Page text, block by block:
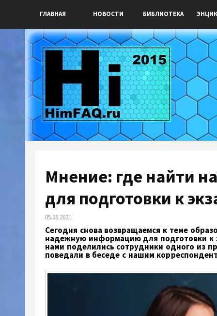
ГЛАВНАЯ НОВОСТИ БИБЛИОТЕКА
Мнение: где найти
для подготовки к
05.05.2021
Сегодня снова возвращаемся к теме
надежную информацию для подготовки к
нами поделились сотрудники одного из
поведали в беседе с нашим